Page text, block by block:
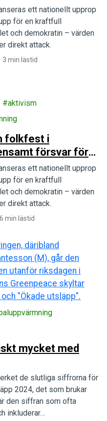
ett nationellt upprop
för en kraftfull
och demokratin – värden
direkt attack.
3 min lästid
aktivism
folkfest i
försvar för
ett nationellt upprop
för en kraftfull
och demokratin – värden
direkt attack.
6 min lästid
mycket med
de slutliga siffrorna för
2024, det som brukar
den siffran som ofta
inkluderar…